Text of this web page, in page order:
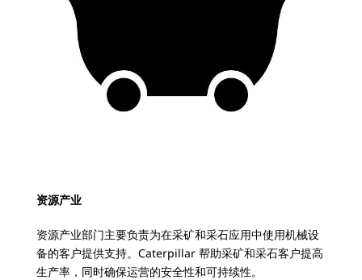
资源产业
资源产业部门主要负责为在采矿和采石应用中使用机械设
备的客户提供支持。Caterpillar 帮助采矿和采石客户提高
生产率，同时确保运营的安全性和可持续性。